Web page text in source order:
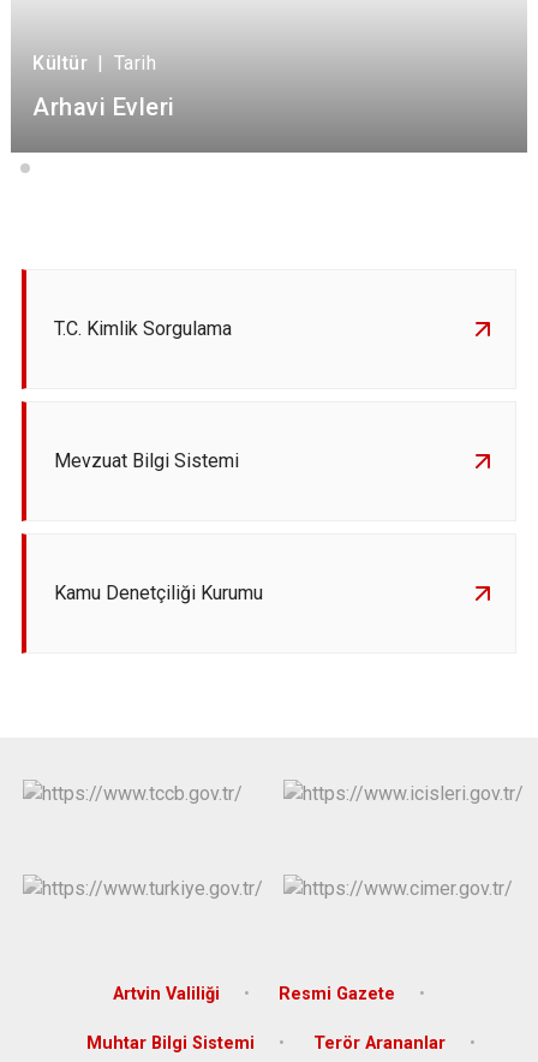
Kültür | Tarih
Arhavi Evleri
T.C. Kimlik Sorgulama
Mevzuat Bilgi Sistemi
Kamu Denetçiliği Kurumu
Artvin Valiliği Resmi Gazete
Muhtar Bilgi Sistemi Terör Arananlar